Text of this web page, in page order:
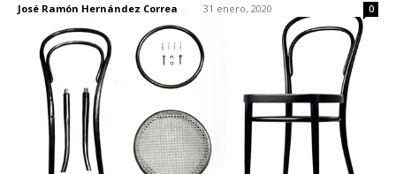
José Ramón Hernández Correa - 31 enero, 2020 0